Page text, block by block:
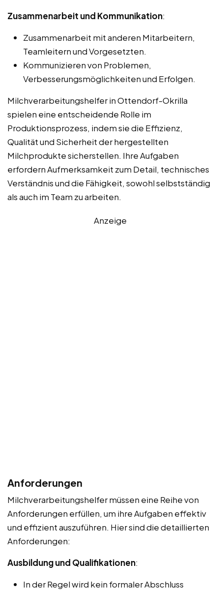
Zusammenarbeit und Kommunikation:
Zusammenarbeit mit anderen Mitarbeitern,
Teamleitern und Vorgesetzten.
Kommunizieren von Problemen,
Verbesserungsmöglichkeiten und Erfolgen.
Milchverarbeitungshelfer in Ottendorf-Okrilla
spielen eine entscheidende Rolle im
Produktionsprozess, indem sie die Effizienz,
Qualität und Sicherheit der hergestellten
Milchprodukte sicherstellen. Ihre Aufgaben
erfordern Aufmerksamkeit zum Detail, technisches
Verständnis und die Fähigkeit, sowohl selbstständig
als auch im Team zu arbeiten.
Anzeige
Anforderungen
Milchverarbeitungshelfer müssen eine Reihe von
Anforderungen erfüllen, um ihre Aufgaben effektiv
und effizient auszuführen. Hier sind die detaillierten
Anforderungen:
Ausbildung und Qualifikationen:
In der Regel wird kein formaler Abschluss